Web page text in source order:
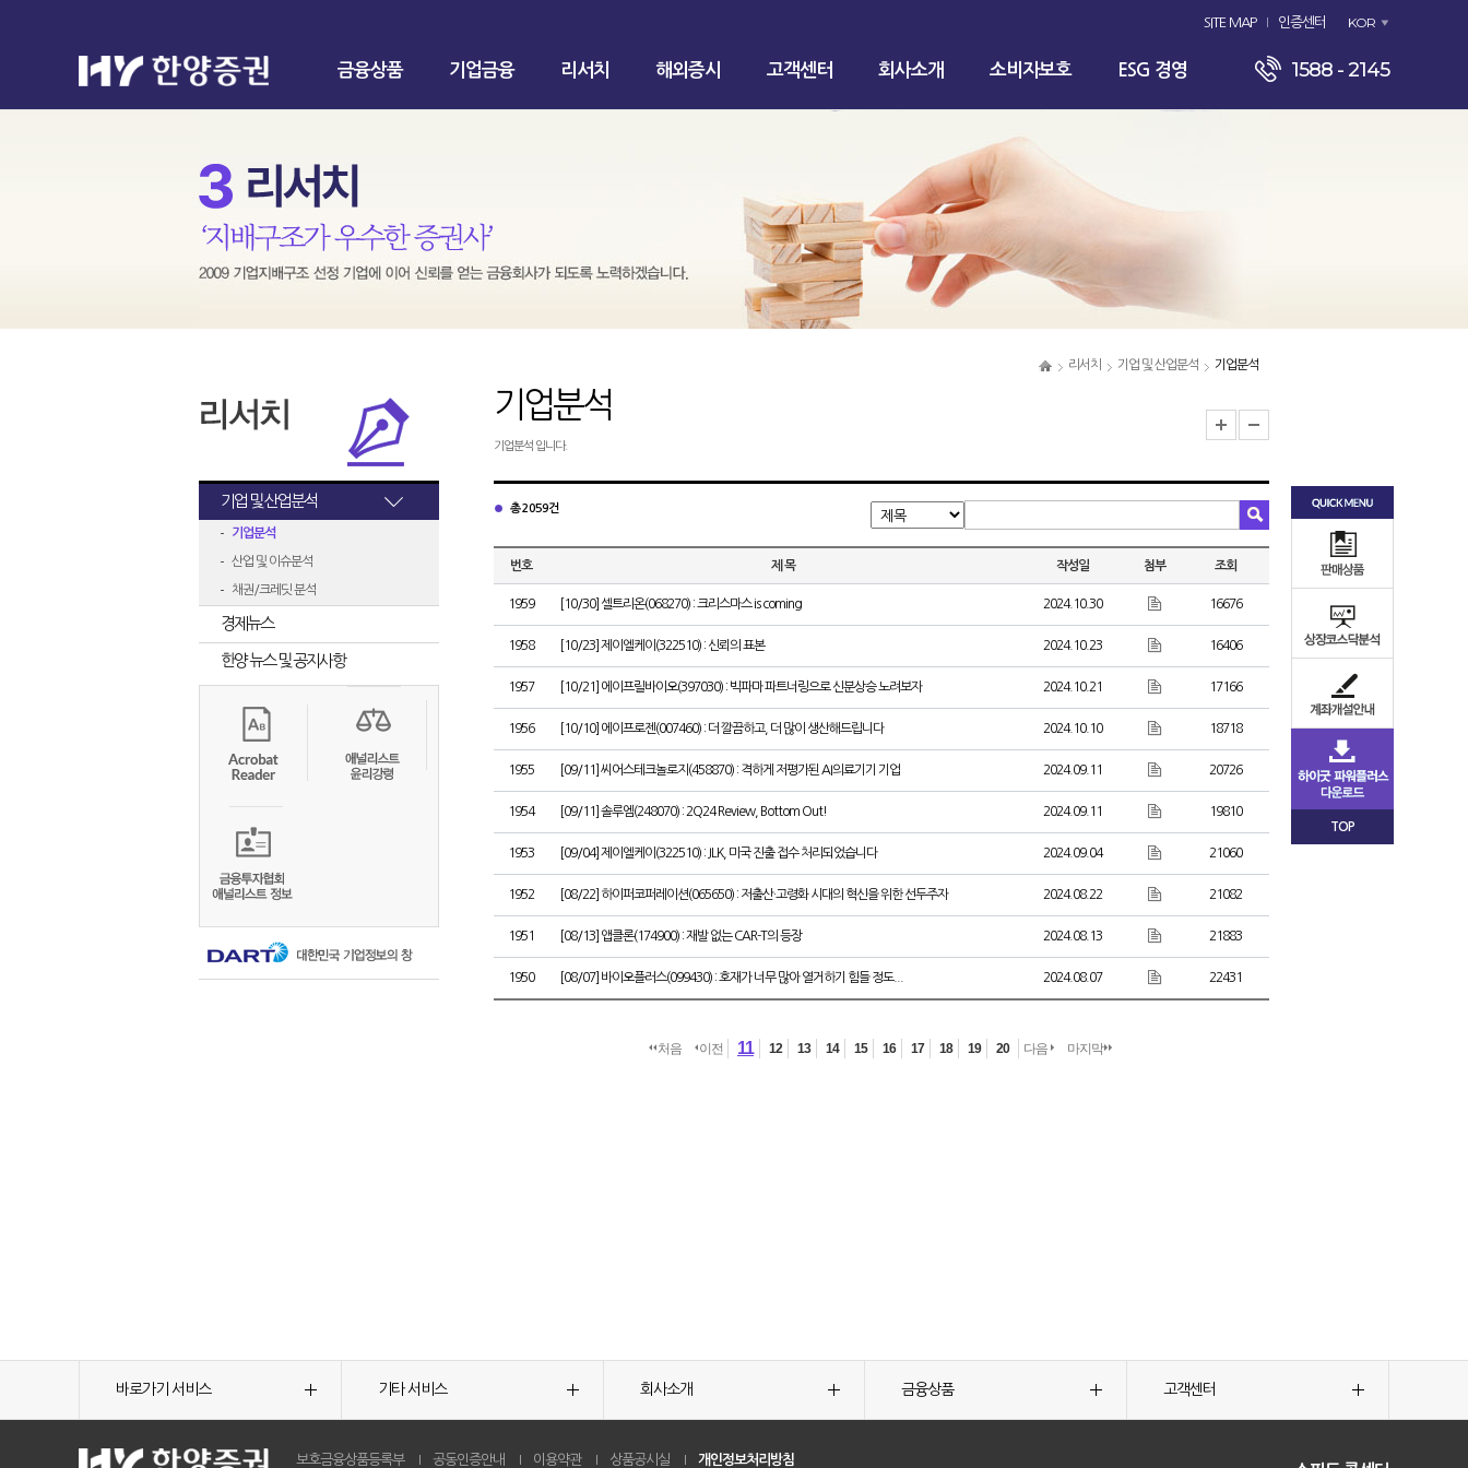
SITE MAP 인증센터 KOR
금융상품 기업금융 리서치 해외증시 고객센터 회사소개 소비자보호 ESG 경영 1588 - 2145
리서치 기업 및 산업분석 기업분석
기업 및 산업분석
기업분석
산업 및 이슈분석
채권/크레딧 분석
경제뉴스
한양 뉴스 및 공지사항
기업분석
기업분석 입니다.
총 2059건
번호 제 목 작성일 첨부 조회
1959 [10/30] 셀트리온(068270) : 크리스마스 is coming 2024.10.30 16676
1958 [10/23] 제이엘케이(322510) : 신뢰의 표본 2024.10.23 16406
1957 [10/21] 에이프릴바이오(397030) : 빅파마 파트너링으로 신분상승 노려보자 2024.10.21 17166
1956 [10/10] 에이프로젠(007460) : 더 깔끔하고, 더 많이 생산해드립니다 2024.10.10 18718
1955 [09/11] 씨어스테크놀로지(458870) : 격하게 저평가된 AI의료기기 기업 2024.09.11 20726
1954 [09/11] 솔루엠(248070) : 2Q24 Review, Bottom Out! 2024.09.11 19810
1953 [09/04] 제이엘케이(322510) : JLK, 미국 진출 접수 처리되었습니다 2024.09.04 21060
1952 [08/22] 하이퍼코퍼레이션(065650) : 저출산·고령화 시대의 혁신을 위한 선두주자 2024.08.22 21082
1951 [08/13] 앱클론(174900) : 재발 없는 CAR-T의 등장 2024.08.13 21883
1950 [08/07] 바이오플러스(099430) : 호재가 너무 많아 열거하기 힘들 정도... 2024.08.07 22431
처음 이전 11 12 13 14 15 16 17 18 19 20 다음 마지막
TOP
바로가기 서비스 기타 서비스 회사소개 금융상품 고객센터
보호금융상품등록부 공동인증안내 이용약관 상품공시실 개인정보처리방침